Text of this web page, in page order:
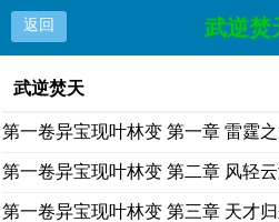
返回 武逆焚
武逆焚天
第一卷异宝现叶林变 第一章 雷霆之
第一卷异宝现叶林变 第二章 风轻
第一卷异宝现叶林变 第三章 天才